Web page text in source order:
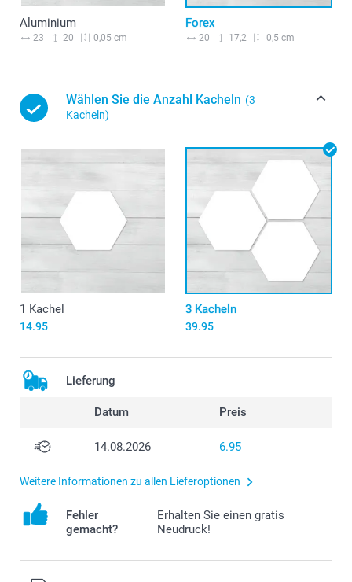
Aluminium
23 20 0,05 cm
Forex
20 17,2 0,5 cm
Wählen Sie die Anzahl Kacheln (3
Kacheln)
1 Kachel
14.95
3 Kacheln
39.95
Lieferung
Datum Preis
14.08.2026 6.95
Weitere Informationen zu allen Lieferoptionen
Fehler
gemacht?
Erhalten Sie einen gratis
Neudruck!